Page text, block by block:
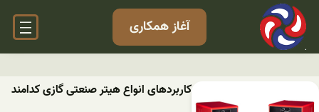
آغاز همکاری
کاربردهای انواع هیتر صنعتی گازی کدامند